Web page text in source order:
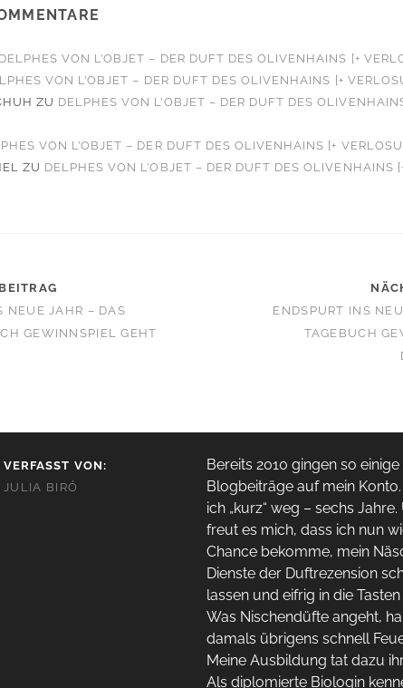
DELPHES VON L’OBJET – DER DUFT DES OLIVENHAINS [+
VON L’OBJET – DER DUFT DES OLIVENHAINS [+
ZU DELPHES VON L’OBJET – DER DUFT DES
VON L’OBJET – DER DUFT DES OLIVENHAINS [+
ZU DELPHES VON L’OBJET – DER DUFT DES OLIVENHAINS
NEUE JAHR – DAS
GEWINNSPIEL GEHT
ENDSPURT INS
TAGEBUCH
VERFASST VON:
JULIA BIRÓ
Bereits 2010 gingen so einige
Blogbeiträge auf mein
ich „kurz“ weg – sechs
freut es mich, dass ich nun
Chance bekomme, mein
Dienste der Duftrezension
lassen und eifrig in die
Was Nischendüfte angeht,
damals übrigens schnell
Meine Ausbildung tat dazu
Als diplomierte Biologin